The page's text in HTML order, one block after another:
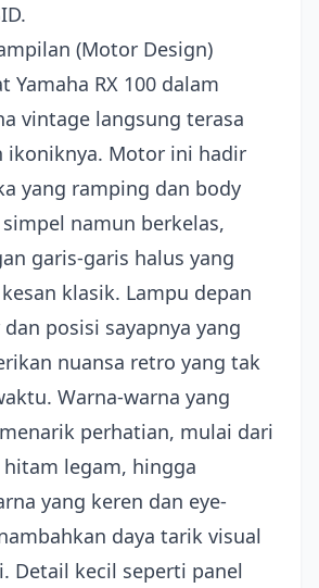
(Motor Design)
Yamaha RX 100 dalam
vintage langsung terasa
ikoniknya. Motor ini hadir
yang ramping dan body
namun berkelas,
garis-garis halus yang
klasik. Lampu depan
posisi sayapnya yang
nuansa retro yang tak
Warna-warna yang
perhatian, mulai dari
legam, hingga
yang keren dan eye-
daya tarik visual
Detail kecil seperti panel